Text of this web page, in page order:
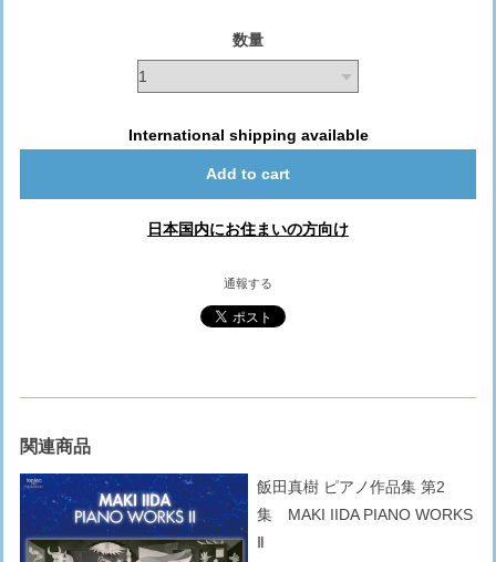
数量
International shipping available
Add to cart
日本国内にお住まいの方向け
通報する
関連商品
飯田真樹 ピアノ作品集 第2
集 MAKI IIDA PIANO WORKS
Ⅱ